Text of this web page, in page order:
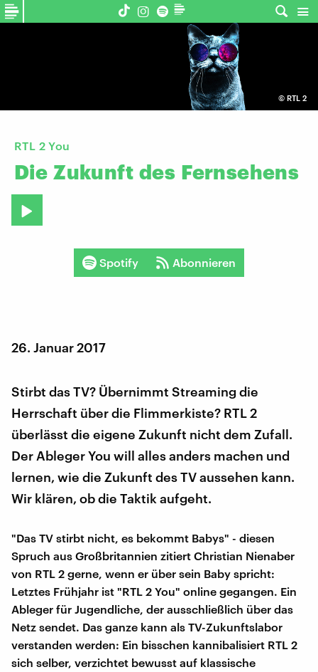
© RTL 2
RTL 2 You
Die Zukunft des Fernsehens
Spotify Abonnieren
26. Januar 2017
Stirbt das TV? Übernimmt Streaming die
Herrschaft über die Flimmerkiste? RTL 2
überlässt die eigene Zukunft nicht dem Zufall.
Der Ableger You will alles anders machen und
lernen, wie die Zukunft des TV aussehen kann.
Wir klären, ob die Taktik aufgeht.
"Das TV stirbt nicht, es bekommt Babys" - diesen
Spruch aus Großbritannien zitiert Christian Nienaber
von RTL 2 gerne, wenn er über sein Baby spricht:
Letztes Frühjahr ist "RTL 2 You" online gegangen. Ein
Ableger für Jugendliche, der ausschließlich über das
Netz sendet. Das ganze kann als TV-Zukunftslabor
verstanden werden: Ein bisschen kannibalisiert RTL 2
sich selber, verzichtet bewusst auf klassische